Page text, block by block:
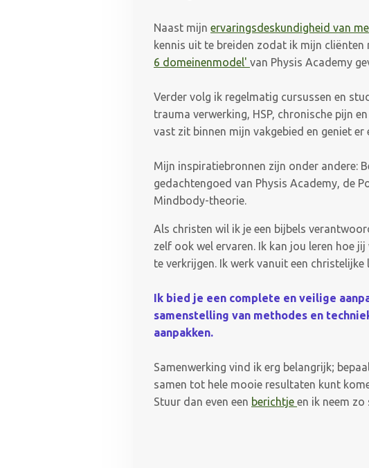
Naast mijn ervaringsdeskundigheid van
kennis uit te breiden zodat ik mijn cliënten
6 domeinenmodel' van Physis Academy
Verder volg ik regelmatig cursussen en
trauma verwerking, HSP, chronische pijn
vast zit binnen mijn vakgebied en geniet
Mijn inspiratiebronnen zijn onder andere:
gedachtengoed van Physis Academy, de
Mindbody-theorie.
Als christen wil ik je een bijbels
zelf ook wel ervaren. Ik kan jou leren hoe
te verkrijgen. Ik werk vanuit een
Ik bied je een complete en veilige
samenstelling van methodes en
aanpakken.
Samenwerking vind ik erg belangrijk;
samen tot hele mooie resultaten kunt
Stuur dan even een berichtje en ik neem